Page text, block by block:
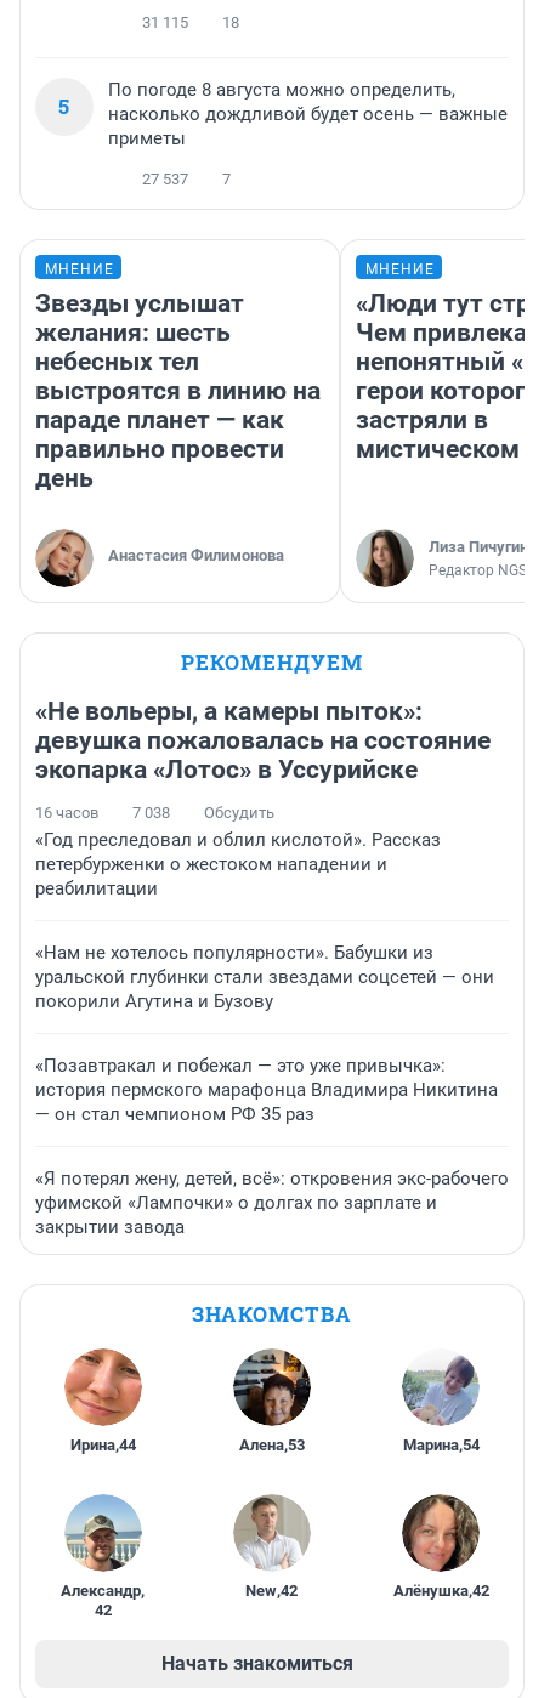
31 115 18
5
По погоде 8 августа можно определить,
насколько дождливой будет осень — важные
приметы
27 537 7
МНЕНИЕ
Звезды услышат
желания: шесть
небесных тел
выстроятся в линию на
параде планет — как
правильно провести
день
Анастасия Филимонова
МНЕНИЕ
«Люди тут
Чем
непонятный
герои которого
застряли в
мистическом
Лиза Пичугина
Редактор
РЕКОМЕНДУЕМ
«Не вольеры, а камеры пыток»:
девушка пожаловалась на состояние
экопарка «Лотос» в Уссурийске
16 часов 7 038 Обсудить
«Год преследовал и облил кислотой». Рассказ
петербурженки о жестоком нападении и
реабилитации
«Нам не хотелось популярности». Бабушки из
уральской глубинки стали звездами соцсетей — они
покорили Агутина и Бузову
«Позавтракал и побежал — это уже привычка»:
история пермского марафонца Владимира Никитина
— он стал чемпионом РФ 35 раз
«Я потерял жену, детей, всё»: откровения экс-рабочего
уфимской «Лампочки» о долгах по зарплате и
закрытии завода
ЗНАКОМСТВА
Ирина,44 Алена,53 Марина,54
Александр,
42
New,42 Алёнушка,42
Начать знакомиться